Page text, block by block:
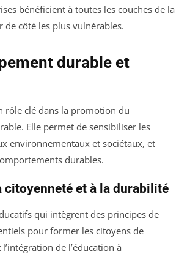
bénéficient à toutes les couches de la
de côté les plus vulnérables.
durable et
rôle clé dans la promotion du
Elle permet de sensibiliser les
environnementaux et sociétaux, et
durables.
citoyenneté et à la durabilité
qui intègrent des principes de
pour former les citoyens de
de l’éducation à